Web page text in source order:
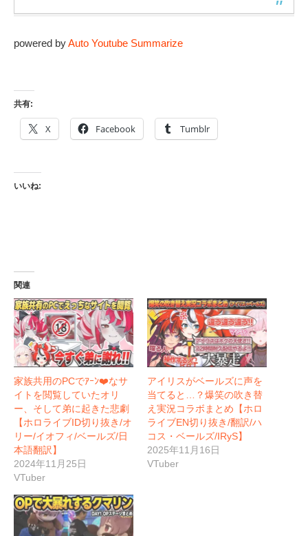
powered byAuto Youtube Summarize
共有:
X Facebook Tumblr
いいね:
関連
家族共用のPCでｱｰﾝ❤️なサ
イトを閲覧していたオリ
ー、そして弟に起きた悲劇
【ホロライブID切り抜き/オ
リー/イオフィ/ベールズ/日
本語翻訳】
2024年11月25日
VTuber
アイリスがベールズに声を
当てると…？爆笑の吹き替
え実況コラボまとめ【ホロ
ライブEN切り抜き/翻訳/ハ
コス・ベールズ/IRyS】
2025年11月16日
VTuber